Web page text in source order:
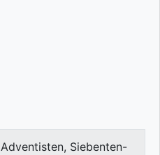
Adventisten, Siebenten-